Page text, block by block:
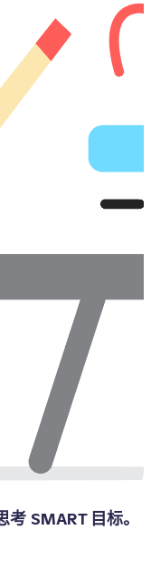
SMART 目标。